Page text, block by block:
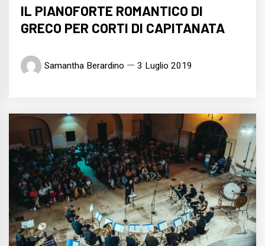
IL PIANOFORTE ROMANTICO DI
GRECO PER CORTI DI CAPITANATA
Samantha Berardino 3 Luglio 2019